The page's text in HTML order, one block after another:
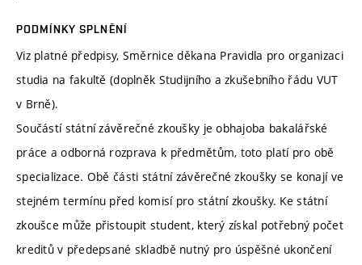
PODMÍNKY SPLNĚNÍ
Viz platné předpisy, Směrnice děkana Pravidla pro organizaci
studia na fakultě (doplněk Studijního a zkušebního řádu VUT
v Brně).
Součástí státní závěrečné zkoušky je obhajoba bakalářské
práce a odborná rozprava k předmětům, toto platí pro obě
specializace. Obě části státní závěrečné zkoušky se konají ve
stejném termínu před komisí pro státní zkoušky. Ke státní
zkoušce může přistoupit student, který získal potřebný počet
kreditů v předepsané skladbě nutný pro úspěšné ukončení